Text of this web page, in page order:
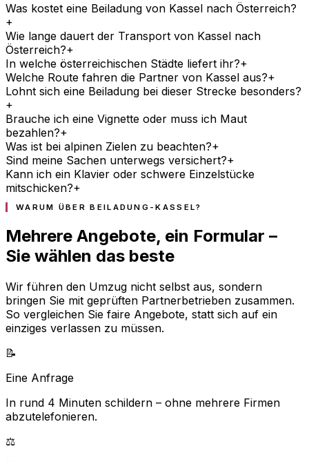
Was kostet eine Beiladung von Kassel nach Österreich?
+
Wie lange dauert der Transport von Kassel nach
Österreich?+
In welche österreichischen Städte liefert ihr?+
Welche Route fahren die Partner von Kassel aus?+
Lohnt sich eine Beiladung bei dieser Strecke besonders?
+
Brauche ich eine Vignette oder muss ich Maut
bezahlen?+
Was ist bei alpinen Zielen zu beachten?+
Sind meine Sachen unterwegs versichert?+
Kann ich ein Klavier oder schwere Einzelstücke
mitschicken?+
WARUM ÜBER BEILADUNG-KASSEL?
Mehrere Angebote, ein Formular –
Sie wählen das beste
Wir führen den Umzug nicht selbst aus, sondern
bringen Sie mit geprüften Partnerbetrieben zusammen.
So vergleichen Sie faire Angebote, statt sich auf ein
einziges verlassen zu müssen.
📝
Eine Anfrage
In rund 4 Minuten schildern – ohne mehrere Firmen
abzutelefonieren.
⚖️